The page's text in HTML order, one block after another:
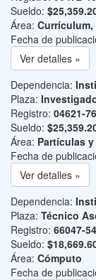
Sueldo:
Área:
Fecha de
Ver detalles »
Dependencia:
Plaza:
Registro: 04621-76
Sueldo:
Área: Partículas
Fecha de
Ver detalles »
Dependencia:
Plaza: Técnico
Registro: 66047-54
Sueldo:
Área: Cómputo
Fecha de